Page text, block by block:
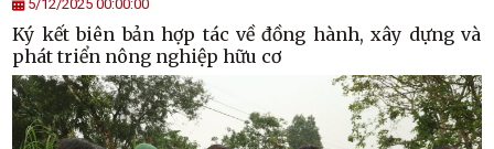
5/12/2025 00:00:00
Ký kết biên bản hợp tác về đồng hành, xây dựng và
phát triển nông nghiệp hữu cơ